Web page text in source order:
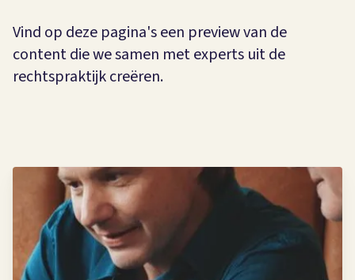
Vind op deze pagina's een preview van de
content die we samen met experts uit de
rechtspraktijk creëren.